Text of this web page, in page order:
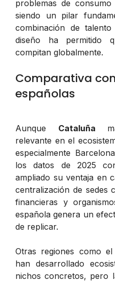
problemas de
siendo un pilar
combinación de
diseño ha permitido
compitan globalmente.
Comparativa
españolas
Aunque Cataluña
relevante en el
especialmente
los datos de 2025
ampliado su ventaja en
centralización de sedes
financieras y
española genera un
de replicar.
Otras regiones como el
han desarrollado
nichos concretos, pero